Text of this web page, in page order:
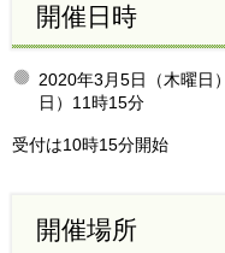
開催日時
2020年3月5日（木曜日
日）11時15分
受付は10時15分開始
開催場所